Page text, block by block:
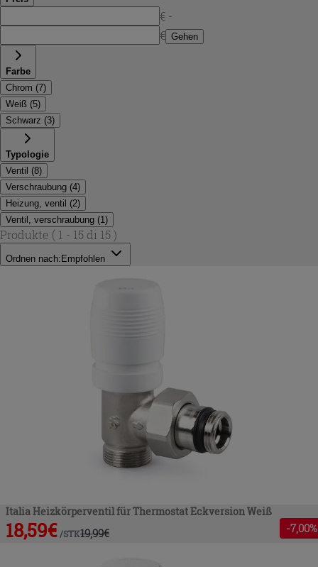
€ -
€ Gehen
Farbe
Chrom (7)
Weiß (5)
Schwarz (3)
Typologie
Ventil (8)
Verschraubung (4)
Heizung, ventil (2)
Ventil, verschraubung (1 )
Produkte ( 1 - 15 di 15 )
Ordnen nach: Empfohlen
Italia Heizkörperventil für Thermostat Eckversion Weiß
18,59€ /STK19,99€ -7,00%